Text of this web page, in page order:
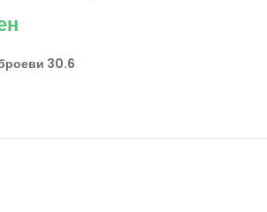
30.6